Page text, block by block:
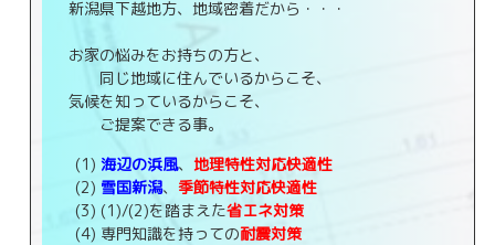
新潟県下越地方、地域密着だから・・・
お家の悩みをお持ちの方と、
同じ地域に住んでいるからこそ、
気候を知っているからこそ、
ご提案できる事。
(1) 海辺の浜風、 地理特性対応快適性
(2) 雪国新潟、 季節特性対応快適性
(3) (1)/(2)を踏まえた省エネ対策
(4) 専門知識を持っての耐震対策